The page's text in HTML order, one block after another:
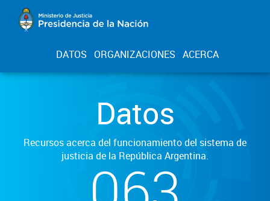
DATOS ORGANIZACIONES ACERCA
Datos
Recursos acerca del funcionamiento del sistema de
justicia de la República Argentina.